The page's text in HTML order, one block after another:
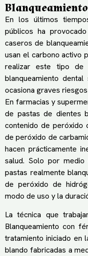
En los últimos
públicos ha
caseros de
usan el carbono activo
realizar este tipo de
blanqueamiento
ocasiona graves
En farmacias y
de pastas de dientes
contenido de peróxido
de peróxido de
hacen prácticamente
salud. Solo por
pastas realmente
de peróxido de
modo de uso y la
La técnica que
Blanqueamiento con
tratamiento iniciado en
blando fabricadas a